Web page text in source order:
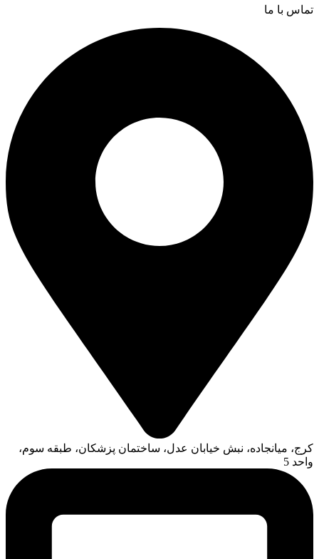
تماس با ما
کرج، میانجاده، نبش خیابان عدل، ساختمان پزشکان، طبقه سوم،
واحد 5